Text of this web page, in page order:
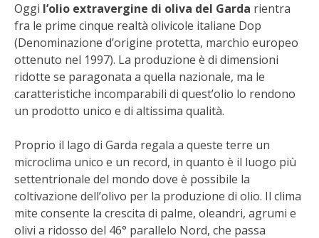
MEDICINA DEI SEMPLICI
SCONTI NOVEMBRE
COMPO
HUSQVARNA
ZAPI GARDEN
BENZA
Oggi l’olio extravergine di oliva del Garda rientra
fra le prime cinque realtà olivicole italiane Dop
(Denominazione d’origine protetta, marchio europeo
ottenuto nel 1997). La produzione è di dimensioni
ridotte se paragonata a quella nazionale, ma le
caratteristiche incomparabili di quest’olio lo rendono
un prodotto unico e di altissima qualità.
Proprio il lago di Garda regala a queste terre un
microclima unico e un record, in quanto è il luogo più
settentrionale del mondo dove è possibile la
coltivazione dell’olivo per la produzione di olio. Il clima
mite consente la crescita di palme, oleandri, agrumi e
olivi a ridosso del 46° parallelo Nord, che passa